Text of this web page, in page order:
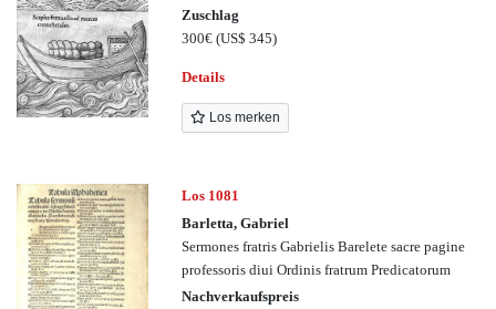
Zuschlag
300€(US$ 345)
Details
Los merken
Los 1081
Barletta, Gabriel
Sermones fratris Gabrielis Barelete sacre pagine
professoris diui Ordinis fratrum Predicatorum
Nachverkaufspreis